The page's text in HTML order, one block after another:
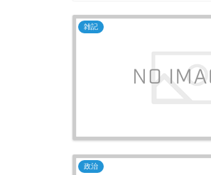
雑記
政治